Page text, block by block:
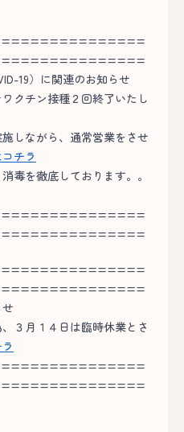
19）に関連のお知らせ
クチン接種２回終了いたし
しながら、通常営業をさせ
チラ
毒を徹底しております。。
３月１４日は臨時休業とさ